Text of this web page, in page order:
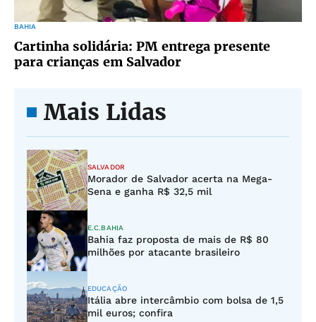
BAHIA
Cartinha solidária: PM entrega presente
para crianças em Salvador
Mais Lidas
SALVADOR
Morador de Salvador acerta na Mega-
Sena e ganha R$ 32,5 mil
E.C.BAHIA
Bahia faz proposta de mais de R$ 80
milhões por atacante brasileiro
EDUCAÇÃO
Itália abre intercâmbio com bolsa de 1,5
mil euros; confira